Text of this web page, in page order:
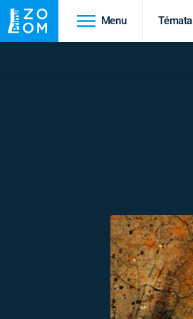
Menu Témata